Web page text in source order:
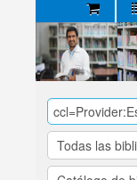
Biblioteca
Central
EsSalud